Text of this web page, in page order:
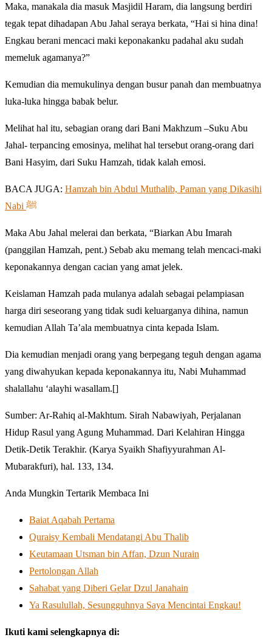
Maka, manakala dia masuk Masjidil Haram, dia langsung berdiri
tegak tepat dihadapan Abu Jahal seraya berkata, “Hai si hina dina!
Engkau berani mencaci maki keponakanku padahal aku sudah
memeluk agamanya?”
Kemudian dia memukulinya dengan busur panah dan membuatnya
luka-luka hingga babak belur.
Melihat hal itu, sebagian orang dari Bani Makhzum –Suku Abu
Jahal- terpancing emosinya, melihat hal tersebut orang-orang dari
Bani Hasyim, dari Suku Hamzah, tidak kalah emosi.
BACA JUGA: Hamzah bin Abdul Muthalib, Paman yang Dikasihi
Nabi ﷺ
Maka Abu Jahal melerai dan berkata, “Biarkan Abu Imarah
(panggilan Hamzah, pent.) Sebab aku memang telah mencaci-maki
keponakannya dengan cacian yang amat jelek.
Keislaman Hamzah pada mulanya adalah sebagai pelampiasan
harga diri seseorang yang tidak sudi keluarganya dihina, namun
kemudian Allah Ta’ala membuatnya cinta kepada Islam.
Dia kemudian menjadi orang yang berpegang teguh dengan agama
yang diwahyukan kepada keponakannya itu, Nabi Muhammad
shalallahu ‘alayhi wasallam.[]
Sumber: Ar-Rahiq al-Makhtum. Sirah Nabawiyah, Perjalanan
Hidup Rasul yang Agung Muhammad. Dari Kelahiran Hingga
Detik-Detik Terakhir. (Karya Syaikh Shafiyyurahman Al-
Mubarakfuri), hal. 133, 134.
Anda Mungkin Tertarik Membaca Ini
Baiat Aqabah Pertama
Quraisy Kembali Mendatangi Abu Thalib
Keutamaan Utsman bin Affan, Dzun Nurain
Pertolongan Allah
Sahabat yang Diberi Gelar Dzul Janahain
Ya Rasulullah, Sesungguhnya Saya Mencintai Engkau!
Ikuti kami selengkapnya di: